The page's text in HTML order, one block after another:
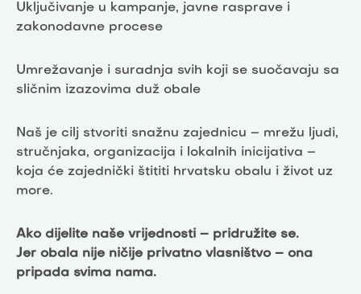
Uključivanje u kampanje, javne rasprave i
zakonodavne procese
Umrežavanje i suradnja svih koji se suočavaju sa
sličnim izazovima duž obale
Naš je cilj stvoriti snažnu zajednicu – mrežu ljudi,
stručnjaka, organizacija i lokalnih inicijativa –
koja će zajednički štititi hrvatsku obalu i život uz
more.
Ako dijelite naše vrijednosti – pridružite se.
Jer obala nije ničije privatno vlasništvo – ona
pripada svima nama.